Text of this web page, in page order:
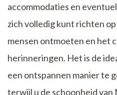
accommodaties en
zich volledig kunt richten
mensen ontmoeten en het
herinneringen. Het is de
een ontspannen manier te
terwijl u de schoonheid